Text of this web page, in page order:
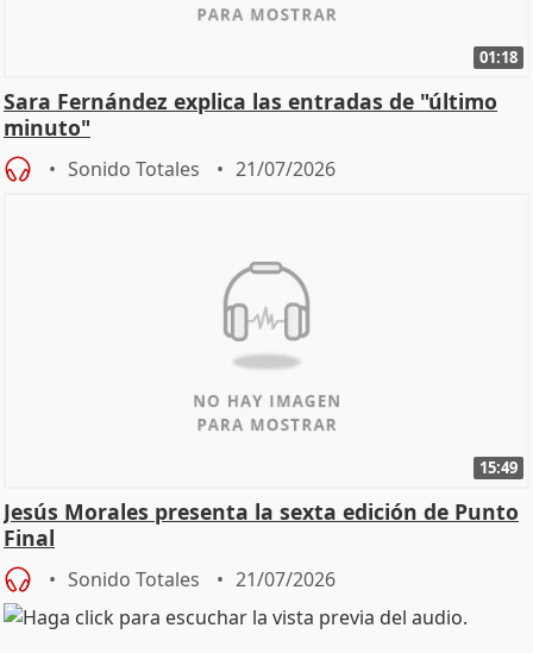
01:18
Sara Fernández explica las entradas de "último
minuto"
Sonido Totales 21/07/2026
15:49
Jesús Morales presenta la sexta edición de Punto
Final
Sonido Totales 21/07/2026